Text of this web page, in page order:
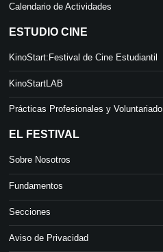
Calendario de Actividades
ESTUDIO CINE
KinoStart:Festival de Cine Estudiantil
KinoStartLAB
Prácticas Profesionales y Voluntariado
EL FESTIVAL
Sobre Nosotros
Fundamentos
Secciones
Aviso de Privacidad